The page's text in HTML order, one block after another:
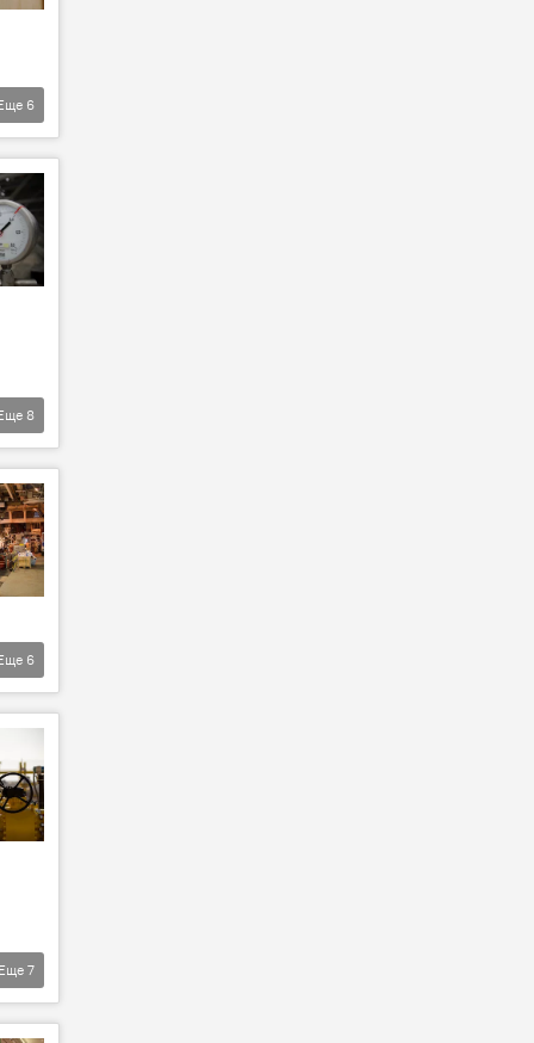
6
8
6
Еще 7